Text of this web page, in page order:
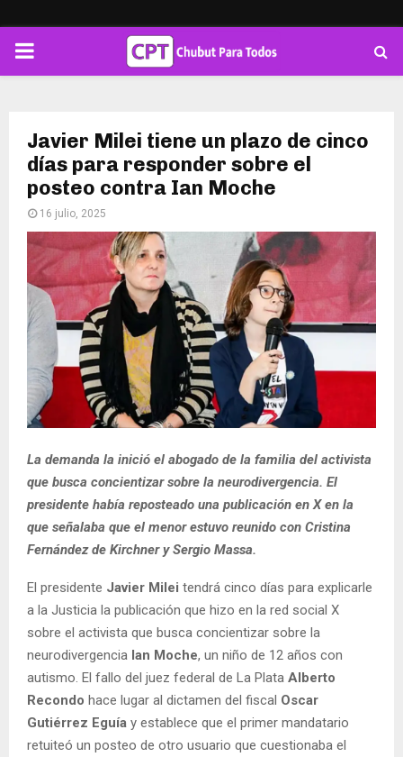
PRIMARY
Javier Milei tiene un plazo de cinco
días para responder sobre el
posteo contra Ian Moche
16 julio, 2025
La demanda la inició el abogado de la familia del activista
que busca concientizar sobre la neurodivergencia. El
presidente había reposteado una publicación en X en la
que señalaba que el menor estuvo reunido con Cristina
Fernández de Kirchner y Sergio Massa.
El presidente Javier Milei tendrá cinco días para explicarle
a la Justicia la publicación que hizo en la red social X
sobre el activista que busca concientizar sobre la
neurodivergencia Ian Moche, un niño de 12 años con
autismo. El fallo del juez federal de La Plata Alberto
Recondo hace lugar al dictamen del fiscal Oscar
Gutiérrez Eguía y establece que el primer mandatario
retuiteó un posteo de otro usuario que cuestionaba el